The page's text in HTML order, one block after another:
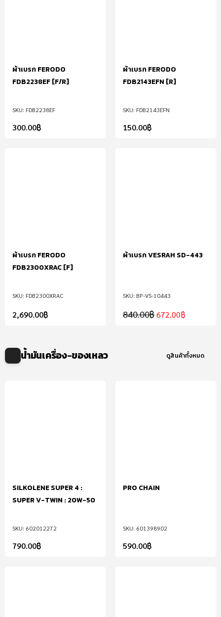
FDB2238EF
ผ้าเบรก FERODO
FDB2238EF [F/R]
300.00฿
FDB2143EFN
ผ้าเบรก FERODO
FDB2143EFN [R]
150.00฿
FDB2300XRAC
ผ้าเบรก FERODO
FDB2300XRAC [F]
2,690.00฿
BP-VS-10443
ผ้าเบรก VESRAH SD-443
840.00฿672.00฿
น้ำมันเครื่อง-ของเหลว ดูสินค้าทั้งหมด
602012272
SILKOLENE SUPER 4 :
SUPER V-TWIN : 20W-50
790.00฿
601398902
PRO CHAIN
590.00฿